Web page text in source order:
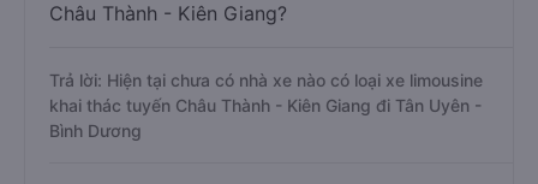
Châu Thành - Kiên Giang?
Trả lời: Hiện tại chưa có nhà xe nào có loại xe limousine
khai thác tuyến Châu Thành - Kiên Giang đi Tân Uyên -
Bình Dương